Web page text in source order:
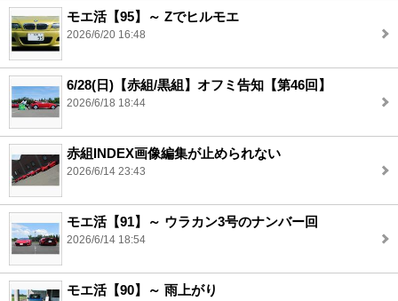
モエ活【95】～ Zでヒルモエ
2026/6/20 16:48
6/28(日)【赤組/黒組】オフミ告知【第46回】
2026/6/18 18:44
赤組INDEX画像編集が止められない
2026/6/14 23:43
モエ活【91】～ ウラカン3号のナンバー回
2026/6/14 18:54
モエ活【90】～ 雨上がり